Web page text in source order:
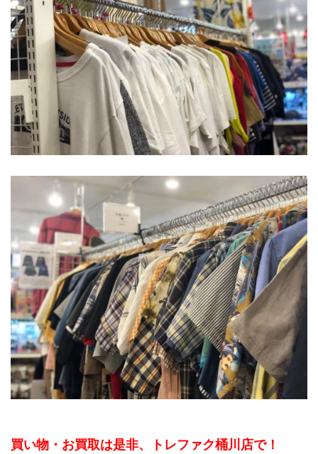
買い物・お買取は是非、トレファク桶川店で！